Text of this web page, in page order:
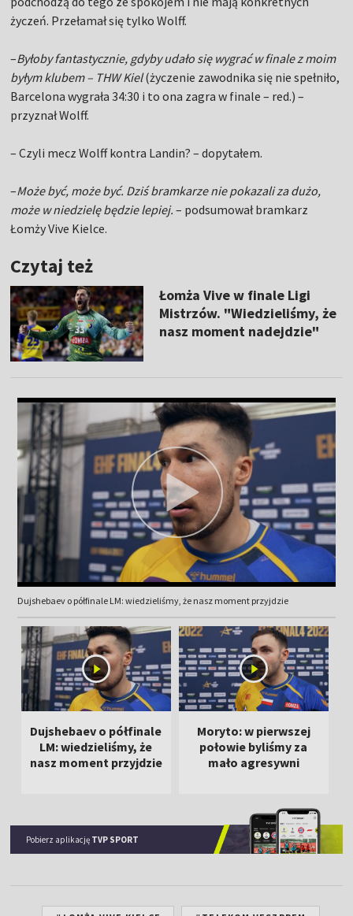
życzeń. Przełamał się tylko Wolff.
–Byłoby fantastycznie, gdyby udało się wygrać w finale z moim
byłym klubem – THW Kiel(życzenie zawodnika się nie spełniło,
Barcelona wygrała 34:30 i to ona zagra w finale – red.) –
przyznał Wolff.
– Czyli mecz Wolff kontra Landin? – dopytałem.
–Może być, może być. Dziś bramkarze nie pokazali za dużo,
może w niedzielę będzie lepiej. – podsumował bramkarz
Łomży Vive Kielce.
Czytaj też
Łomża Vive w finale Ligi
Mistrzów. "Wiedzieliśmy, że
nasz moment nadejdzie"
Dujshebaev o półfinale LM: wiedzieliśmy, że nasz moment przyjdzie
Dujshebaev o półfinale
LM: wiedzieliśmy, że
nasz moment przyjdzie
Moryto: w pierwszej
połowie byliśmy za
mało agresywni
Pobierz aplikację TVP SPORT